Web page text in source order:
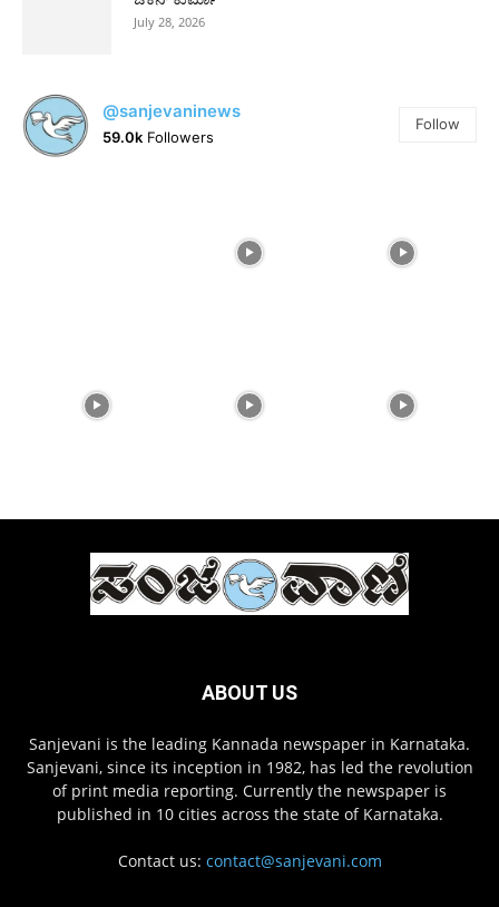
July 28, 2026
@sanjevaninews
59.0k Followers
Follow
ABOUT US
Sanjevani is the leading Kannada newspaper in Karnataka.
Sanjevani, since its inception in 1982, has led the revolution
of print media reporting. Currently the newspaper is
published in 10 cities across the state of Karnataka.
Contact us: contact@sanjevani.com